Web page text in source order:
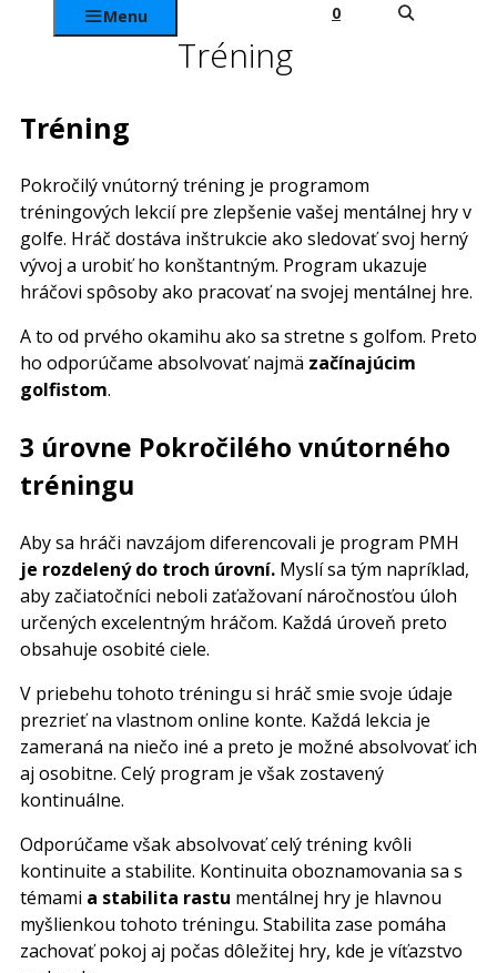
0
Menu
Tréning
Tréning
Pokročilý vnútorný tréning je programom
tréningových lekcií pre zlepšenie vašej mentálnej hry v
golfe. Hráč dostáva inštrukcie ako sledovať svoj herný
vývoj a urobiť ho konštantným. Program ukazuje
hráčovi spôsoby ako pracovať na svojej mentálnej hre.
A to od prvého okamihu ako sa stretne s golfom. Preto
ho odporúčame absolvovaťnajmä začínajúcim
golfistom.
3 úrovne Pokročilého vnútorného
tréningu
Aby sa hráči navzájom diferencovali je program PMH
je rozdelený do troch úrovní. Myslí sa tým napríklad,
aby začiatočníci neboli zaťažovaní náročnosťou úloh
určených excelentným hráčom. Každá úroveň preto
obsahuje osobité ciele.
V priebehu tohoto tréningu si hráč smie svoje údaje
prezrieť na vlastnom online konte. Každá lekcia je
zameraná na niečo iné a preto je možné absolvovať ich
aj osobitne. Celý program je však zostavený
kontinuálne.
Odporúčame však absolvovať celý tréning kvôli
kontinuite a stabilite. Kontinuita oboznamovania sa s
témami a stabilita rastu mentálnej hry je hlavnou
myšlienkou tohoto tréningu. Stabilita zase pomáha
zachovať pokoj aj počas dôležitej hry, kde je víťazstvo